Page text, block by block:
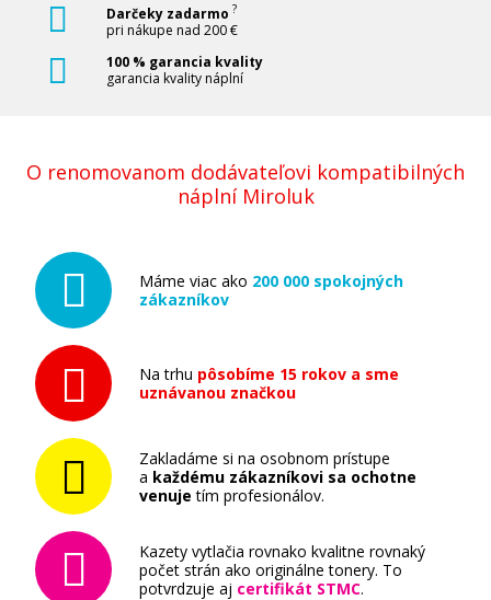
Darčeky zadarmo ?
pri nákupe nad 200 €
100 % garancia kvality
garancia kvality náplní
O renomovanom dodávateľovi kompatibilných
náplní Miroluk
Máme viac ako 200 000 spokojných
zákazníkov
Na trhu pôsobíme 15 rokov a sme
uznávanou značkou
Zakladáme si na osobnom prístupe
a každému zákazníkovi sa ochotne
venuje tím profesionálov.
Kazety vytlačia rovnako kvalitne rovnaký
počet strán ako originálne tonery. To
potvrdzuje aj certifikát STMC.